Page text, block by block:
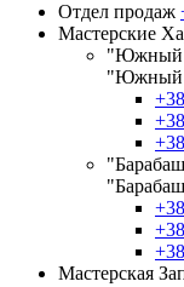
Отдел продаж
Мастерские
"Южный
"Южный
Мастерская